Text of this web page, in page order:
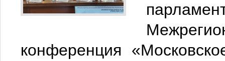
конференция